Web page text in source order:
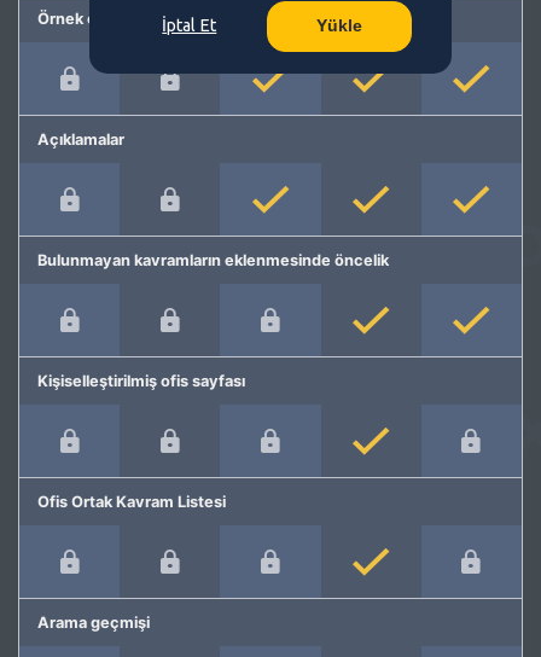
Örnek cümleler
Açıklamalar
Bulunmayan kavramların eklenmesinde öncelik
Kişiselleştirilmiş ofis sayfası
Ofis Ortak Kavram Listesi
Arama geçmişi
İptal Et Yükle